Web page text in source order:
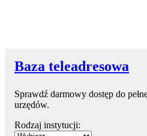
Baza teleadresowa
Sprawdź darmowy dostęp do
urzędów.
Rodzaj instytucji: